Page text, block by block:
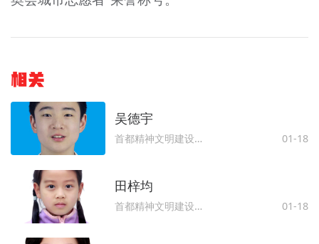
相关
​​​​​​​吴德宇
首都精神文明建设委员会办公室 01-18
田梓均
首都精神文明建设委员会办公室 01-18